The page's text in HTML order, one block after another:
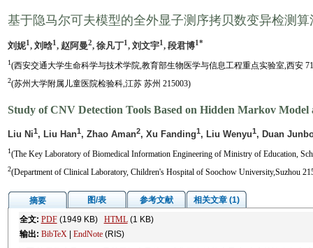
基于隐马尔可夫模型的全外显子测序拷贝数变异检测算
刘妮1, 刘晗1, 赵阿曼2, 徐凡丁1, 刘文宇1, 段君博1*
1(西安交通大学生命科学与技术学院,教育部生物医学与信息工程重点实验室,西安
2(苏州大学附属儿童医院检验科,江苏 苏州 215003)
Study of CNV Detection Tools Based on Hidden Markov Model
Liu Ni1, Liu Han1, Zhao Aman2, Xu Fanding1, Liu Wenyu1, Duan
1(The Key Laboratory of Biomedical Information Engineering of Ministry of Education,
2(Department of Clinical Laboratory, Children's Hospital of Soochow University,Suzhou
摘要 图/表 参考文献
相关文章 (1)
全文: PDF(1949 KB) HTML(1 KB)
输出: BibTeX| EndNote(RIS)